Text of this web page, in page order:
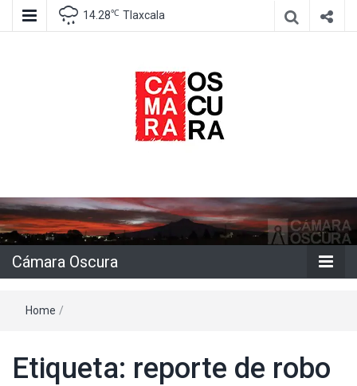
14.28℃ Tlaxcala
Cámara
Oscura
Cámara Oscura
Home /
Etiqueta: reporte de robo